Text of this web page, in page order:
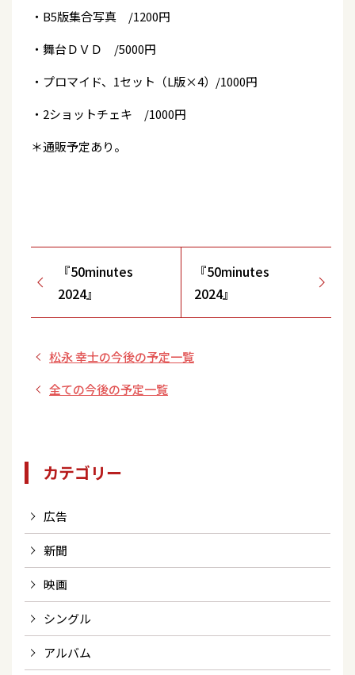
・B5版集合写真 /1200円
・舞台ＤＶＤ /5000円
・プロマイド、1セット（L版×4）/1000円
・2ショットチェキ /1000円
＊通販予定あり。
『50minutes
2024』
『50minutes
2024』
松永 幸士の今後の予定一覧
全ての今後の予定一覧
カテゴリー
広告
新聞
映画
シングル
アルバム